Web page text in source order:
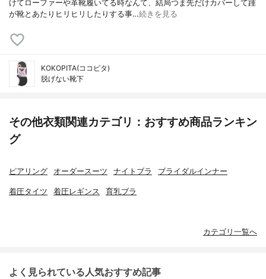
けてローファーや革靴履いてる時なんて、結局つま先だけカバーして踵
が靴とあたりヒリヒリしたりする事…続きを見る
KOKOPITA(ココピタ)
脱げない靴下
その他衣類関連カテゴリ：おすすめ商品ランキン
グ
ピアリング オーダースーツ ナイトブラ ブライダルインナー
着圧タイツ 着圧レギンス 育乳ブラ
カテゴリ一覧へ
よく見られている人気おすすめ記事